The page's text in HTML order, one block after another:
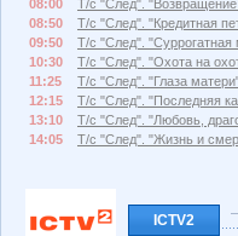
08:00
Т/с "След". "Возвращение
08:50
Т/с "След". "Кредитная
09:50
Т/с "След". "Суррогатная
10:30
Т/с "След". "Охота на
11:25
Т/с "След". "Глаза
12:15
Т/с "След". "Последняя
13:10
Т/с "След". "Любовь,
14:05
Т/с "След". "Жизнь и
ICTV2